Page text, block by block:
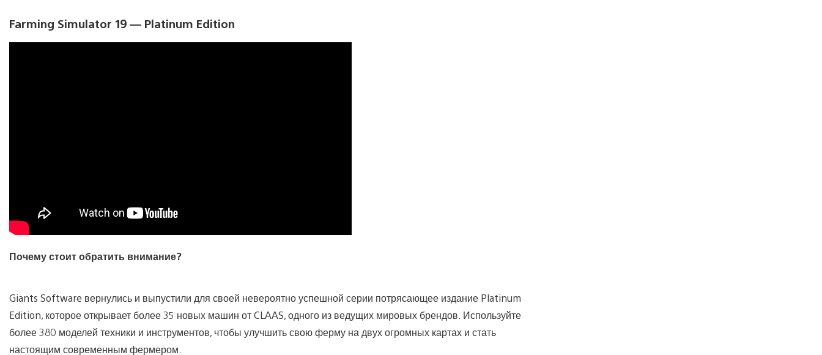
Farming Simulator 19 — Platinum Edition
Почему стоит обратить внимание?
Giants Software вернулись и выпустили для своей невероятно успешной серии потрясающее издание Platinum
Edition, которое открывает более 35 новых машин от CLAAS, одного из ведущих мировых брендов. Используйте
более 380 моделей техники и инструментов, чтобы улучшить свою ферму на двух огромных картах и стать
настоящим современным фермером.